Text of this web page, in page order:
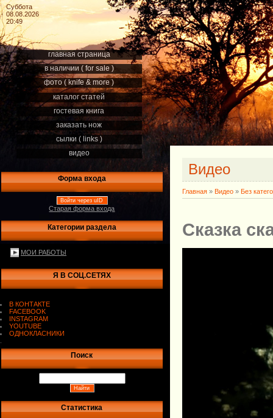
Суббота
08.08.2026
20:49
главная страница
в наличии ( for sale )
фото ( knife & more )
каталог статей
гостевая книга
заказать нож
сылки ( links )
видео
Форма входа
Войти через uID
Старая форма входа
Категории раздела
МОИ РАБОТЫ
Я В СОЦ.СЕТЯХ
В КОНТАКТЕ
FACEBOOK
INSTAGRAM
YOUTUBE
ОДНОКЛАСНИКИ
Поиск
Статистика
Видео
Главная » Видео » Без
Сказка